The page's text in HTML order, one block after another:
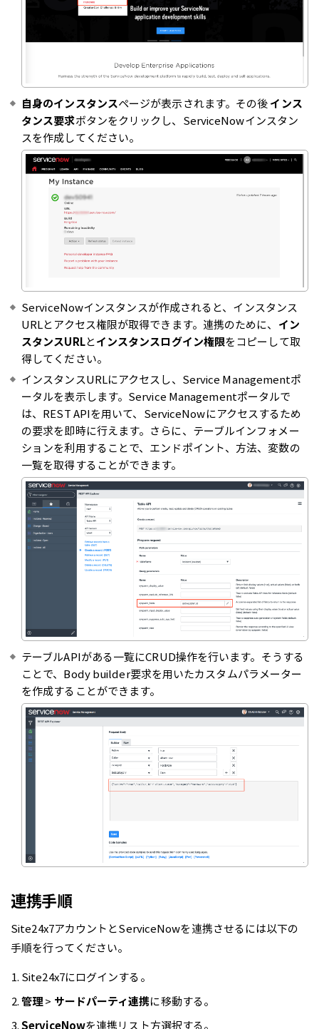
自身のインスタンスページが表示されます。その後インス
タンス要求ボタンをクリックし、ServiceNowインスタン
スを作成してください。
ServiceNowインスタンスが作成されると、インスタンス
URLとアクセス権限が取得できます。連携のために、 イン
スタンスURLとインスタンスログイン権限をコピーして取
得してください。
インスタンスURLにアクセスし、Service Managementポ
ータルを表示します。Service Managementポータルで
は、REST APIを用いて、ServiceNowにアクセスするため
の要求を即時に行えます。さらに、テーブルインフォメー
ションを利用することで、エンドポイント、方法、変数の
一覧を取得することができます。
テーブルAPIがある一覧にCRUD操作を行います。そうする
ことで、Body builder要求を用いたカスタムパラメーター
を作成することができます。
連携手順
Site24x7アカウントとServiceNowを連携させるには以下の
手順を行ってください。
Site24x7にログインする。
管理> サードパーティ連携に移動する。
ServiceNowを連携リスト方選択する。